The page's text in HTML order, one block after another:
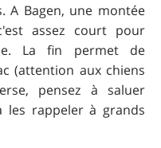
A Bagen, une montée
assez court pour
La fin permet de
(attention aux chiens
pensez à saluer
les rappeler à grands